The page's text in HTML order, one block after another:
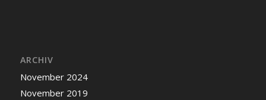
ARCHIV
November 2024
November 2019